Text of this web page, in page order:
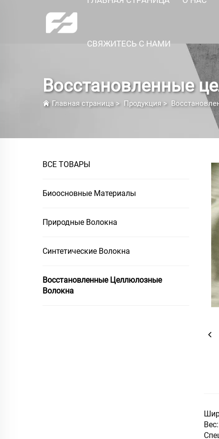
СВЯЖИТЕСЬ С НАМИ
Восстановленные
Главная страница> Продукция>
ВСЕ ТОВАРЫ
Биоосновные Материалы
Природные Волокна
Синтетические Волокна
Восстановленные Целлюлозные
Волокна